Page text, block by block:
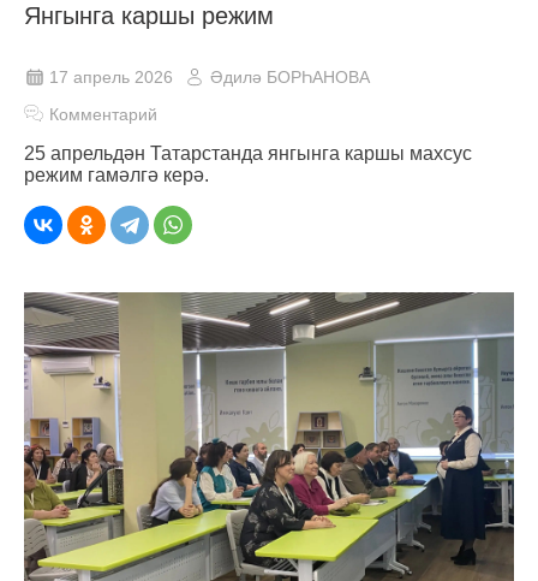
Янгынга каршы режим
17 апрель 2026
Әдилә БОРҺАНОВА
Комментарий
25 апрельдән Татарстанда янгынга каршы махсус
режим гамәлгә керә.